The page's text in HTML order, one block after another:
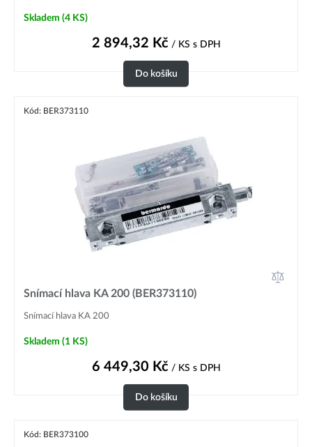
Skladem (4 KS)
2 894,32 Kč/ KS s DPH
Do košíku
Kód: BER373110
Snímací hlava KA 200 (BER373110)
Snímací hlava KA 200
Skladem (1 KS)
6 449,30 Kč/ KS s DPH
Do košíku
Kód: BER373100